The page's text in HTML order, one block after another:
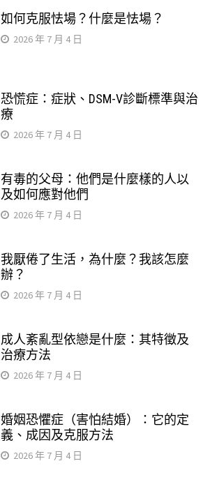
如何克服怯場？什麼是怯場？
2026 年 7 月 4 日
恐慌症：症狀、DSM-V診斷標準與治
療
2026 年 7 月 4 日
有毒的父母：他們是什麼樣的人以
及如何應對他們
2026 年 7 月 4 日
我厭倦了生活，為什麼？我該怎麼
辦？
2026 年 7 月 4 日
成人紊亂型依戀是什麼：其特徵及
治療方法
2026 年 7 月 4 日
婚姻恐懼症（害怕結婚）：它的定
義、成因及克服方法
2026 年 7 月 4 日